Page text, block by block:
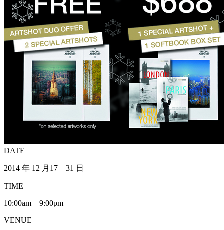
DATE
2014 年 12 月17 – 31 日
TIME
10:00am – 9:00pm
VENUE